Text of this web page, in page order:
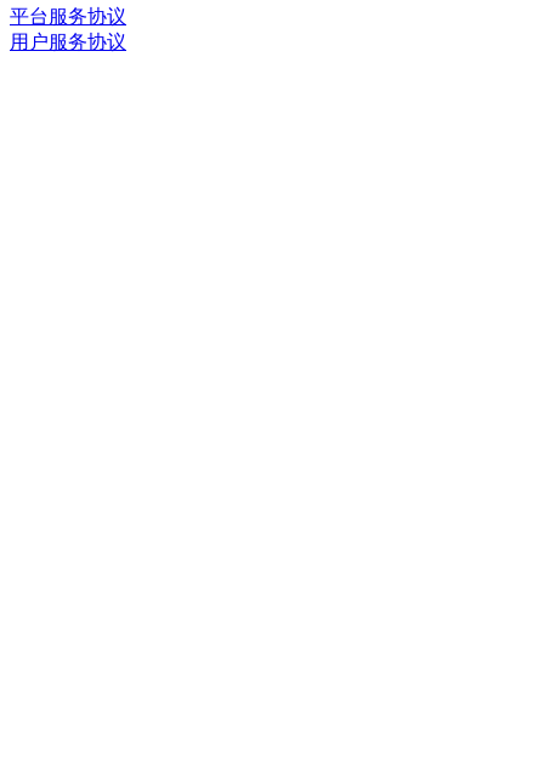
平台服务协议
用户服务协议